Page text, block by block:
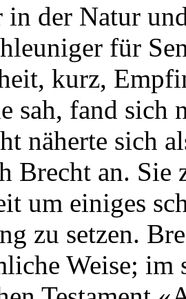
in der Natur
für
kurz,
sah, fand sich
näherte sich
Brecht an.
um einiges
zu setzen.
Weise; im